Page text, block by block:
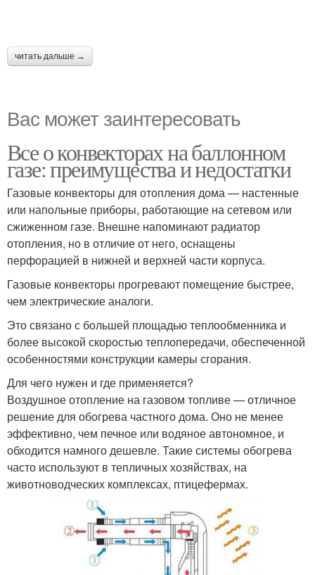
читать дальше →
Вас может заинтересовать
Все о конвекторах на баллонном
газе: преимущества и недостатки
Газовые конвекторы для отопления дома — настенные
или напольные приборы, работающие на сетевом или
сжиженном газе. Внешне напоминают радиатор
отопления, но в отличие от него, оснащены
перфорацией в нижней и верхней части корпуса.
Газовые конвекторы прогревают помещение быстрее,
чем электрические аналоги.
Это связано с большей площадью теплообменника и
более высокой скоростью теплопередачи, обеспеченной
особенностями конструкции камеры сгорания.
Для чего нужен и где применяется?
Воздушное отопление на газовом топливе — отличное
решение для обогрева частного дома. Оно не менее
эффективно, чем печное или водяное автономное, и
обходится намного дешевле. Такие системы обогрева
часто используют в тепличных хозяйствах, на
животноводческих комплексах, птицефермах.